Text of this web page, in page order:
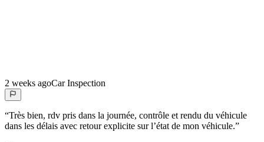
2 weeks agoCar Inspection
“Très bien, rdv pris dans la journée, contrôle et rendu du véhicule
dans les délais avec retour explicite sur l’état de mon véhicule.”